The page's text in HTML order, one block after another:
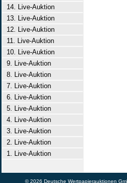
14. Live-Auktion
13. Live-Auktion
12. Live-Auktion
11. Live-Auktion
10. Live-Auktion
9. Live-Auktion
8. Live-Auktion
7. Live-Auktion
6. Live-Auktion
5. Live-Auktion
4. Live-Auktion
3. Live-Auktion
2. Live-Auktion
1. Live-Auktion
© 2026 Deutsche Wertpapierauktionen